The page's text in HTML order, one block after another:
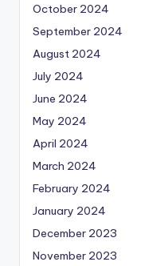
October 2024
September 2024
August 2024
July 2024
June 2024
May 2024
April 2024
March 2024
February 2024
January 2024
December 2023
November 2023